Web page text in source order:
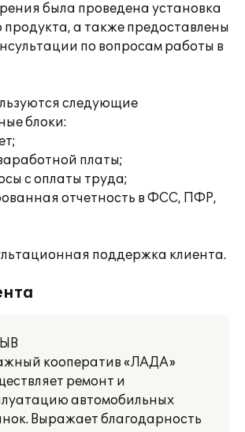
была проведена установка
а также предоставлены
по вопросам работы в
следующие
блоки:
платы;
с оплаты труда;
отчетность в ФСС, ПФР,
поддержка клиента.
кооператив «ЛАДА»
ремонт и
автомобильных
Выражает благодарность